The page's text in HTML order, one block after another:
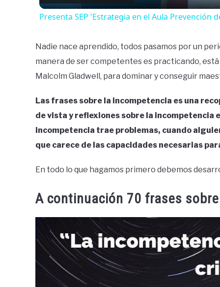
Presenta SEP 'Estrategia en el Aula Prevención
Nadie nace aprendido, todos pasamos por un
manera de ser competentes es practicando,
Malcolm Gladwell, para dominar y conseguir
Las frases sobre la incompetencia es una
de vista y reflexiones sobre la incompetencia
incompetencia trae problemas, cuando
que carece de las capacidades necesarias
En todo lo que hagamos primero debemos
A continuación 70 frases